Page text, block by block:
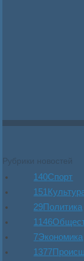
Рубрики новостей
140Спорт
151
29Политика
1146
7Экономика
1377